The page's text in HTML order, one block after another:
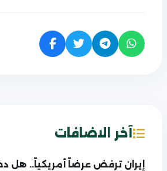
آخر الاضافات
إيران ترفض عرضاً أمريكياً.. هل